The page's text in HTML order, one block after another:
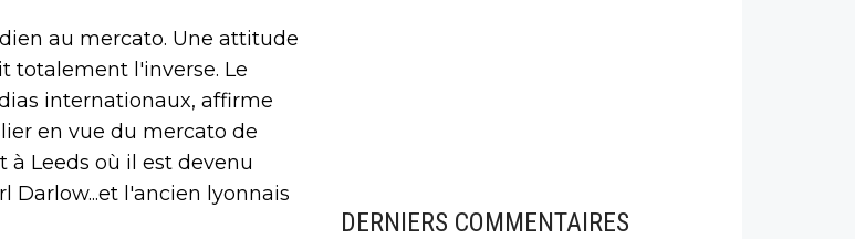
au mercato. Une attitude
totalement l'inverse. Le
internationaux, affirme
en vue du mercato de
à Leeds où il est devenu
Darlow...et l'ancien lyonnais
DERNIERS COMMENTAIRES